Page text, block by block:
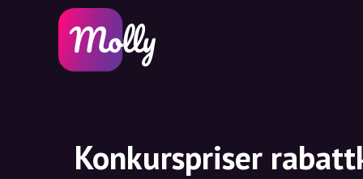
Konkurspriser